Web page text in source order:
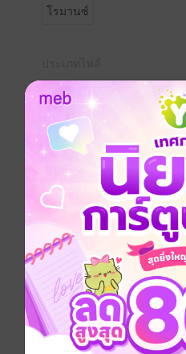
โรมานซ์
วันที่วางขาย
ความยาว
ราคาปก
เรื่องที่คุณน่าจะสนใจ